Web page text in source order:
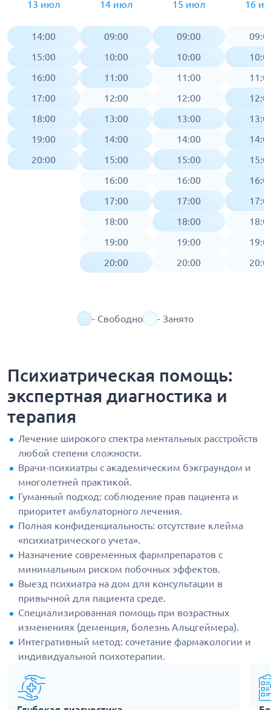
13 июл
14:00
15:00
16:00
17:00
18:00
19:00
20:00
14 июл
09:00
10:00
11:00
12:00
13:00
14:00
15:00
16:00
17:00
18:00
19:00
20:00
15 июл
09:00
10:00
11:00
12:00
13:00
14:00
15:00
16:00
17:00
18:00
19:00
20:00
16
- Свободно - Занято
Психиатрическая помощь:
экспертная диагностика и
терапия
Лечение широкого спектра ментальных расстройств
любой степени сложности.
Врачи-психиатры с академическим бэкграундом и
многолетней практикой.
Гуманный подход: соблюдение прав пациента и
приоритет амбулаторного лечения.
Полная конфиденциальность: отсутствие клейма
«психиатрического учета».
Назначение современных фармпрепаратов с
минимальным риском побочных эффектов.
Выезд психиатра на дом для консультации в
привычной для пациента среде.
Специализированная помощь при возрастных
изменениях (деменция, болезнь Альцгеймера).
Интегративный метод: сочетание фармакологии и
индивидуальной психотерапии.